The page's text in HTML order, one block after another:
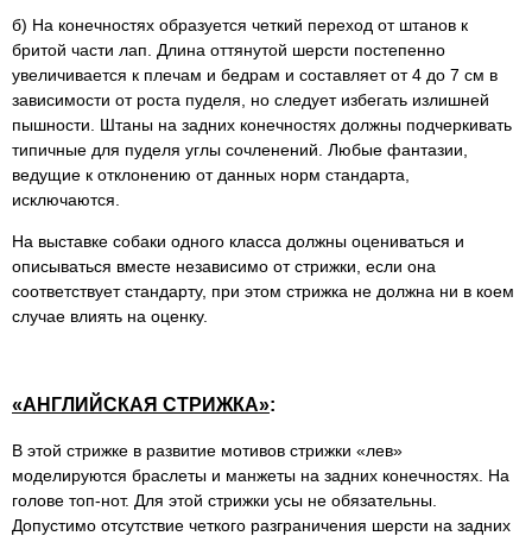
б) На конечностях образуется четкий переход от штанов к
бритой части лап. Длина оттянутой шерсти постепенно
увеличивается к плечам и бедрам и составляет от 4 до 7 см в
зависимости от роста пуделя, но следует избегать излишней
пышности. Штаны на задних конечностях должны подчеркивать
типичные для пуделя углы сочленений. Любые фантазии,
ведущие к отклонению от данных норм стандарта,
исключаются.
На выставке собаки одного класса должны оцениваться и
описываться вместе независимо от стрижки, если она
соответствует стандарту, при этом стрижка не должна ни в коем
случае влиять на оценку.
«АНГЛИЙСКАЯ СТРИЖКА»:
В этой стрижке в развитие мотивов стрижки «лев»
моделируются браслеты и манжеты на задних конечностях. На
голове топ-нот. Для этой стрижки усы не обязательны.
Допустимо отсутствие четкого разграничения шерсти на задних